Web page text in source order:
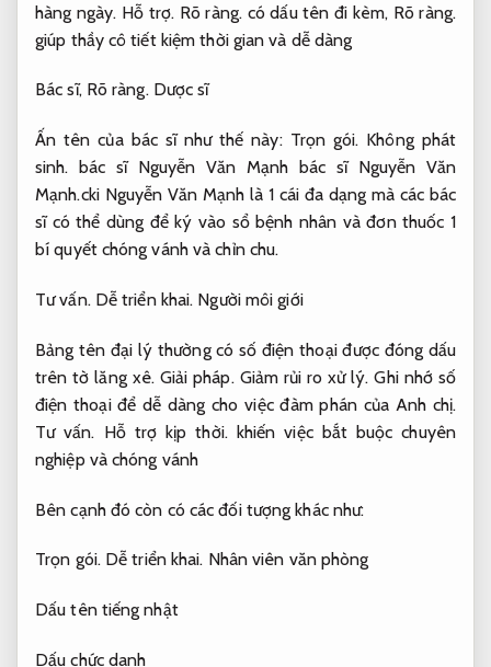
hàng ngày. Hỗ trợ. Rõ ràng. có dấu tên đi kèm, Rõ ràng.
giúp thầy cô tiết kiệm thời gian và dễ dàng
Bác sĩ, Rõ ràng.Dược sĩ
Ấn tên của bác sĩ như thế này: Trọn gói. Không phát
sinh. bác sĩ Nguyễn Văn Mạnh bác sĩ Nguyễn Văn
Mạnh.cki Nguyễn Văn Mạnh là 1 cái đa dạng mà các bác
sĩ có thể dùng để ký vào sổ bệnh nhân và đơn thuốc 1
bí quyết chóng vánh và chỉn chu.
Tư vấn. Dễ triển khai. Người môi giới
Bảng tên đại lý thường có số điện thoại được đóng dấu
trên tờ lăng xê. Giải pháp. Giảm rủi ro xử lý. Ghi nhớ số
điện thoại để dễ dàng cho việc đàm phán của Anh chị.
Tư vấn. Hỗ trợ kịp thời. khiến việc bắt buộc chuyên
nghiệp và chóng vánh
Bên cạnh đó còn có các đối tượng khác như:
Trọn gói. Dễ triển khai. Nhân viên văn phòng
Dấu tên tiếng nhật
Dấu chức danh